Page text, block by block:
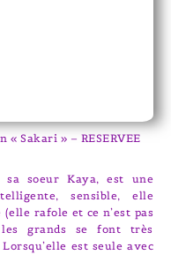
Sakari » – RESERVEE
sa soeur Kaya, est une
sensible, elle
rafole et ce n’est pas
grands se font très
est seule avec